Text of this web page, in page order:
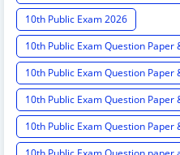
10th Public Exam 2026
10th Public Exam Question Paper
10th Public Exam Question Paper
10th Public Exam Question Paper
10th Public Exam Question Paper